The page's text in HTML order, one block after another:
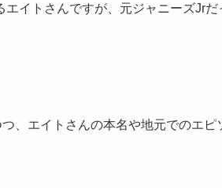
イトさんですが、元ジャニーズJrだ
、エイトさんの本名や地元でのエピ